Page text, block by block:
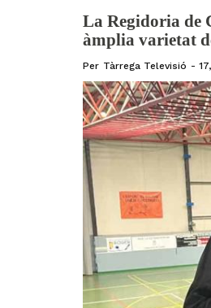
La Regidoria de
àmplia varietat
Per Tàrrega Televisió